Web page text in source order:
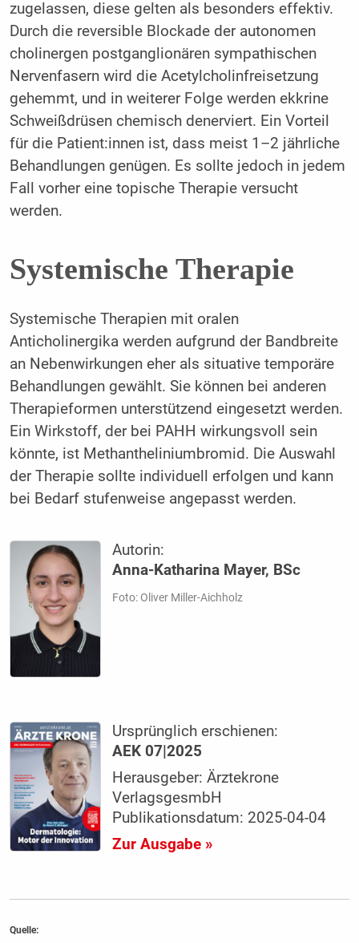
zugelassen, diese gelten als besonders effektiv.
Durch die reversible Blockade der autonomen
cholinergen postganglionären sympathischen
Nervenfasern wird die Acetylcholinfreisetzung
gehemmt, und in weiterer Folge werden ekkrine
Schweißdrüsen chemisch denerviert. Ein Vorteil
für die Patient:innen ist, dass meist 1–2 jährliche
Behandlungen genügen. Es sollte jedoch in jedem
Fall vorher eine topische Therapie versucht
werden.
Systemische Therapie
Systemische Therapien mit oralen
Anticholinergika werden aufgrund der Bandbreite
an Nebenwirkungen eher als situative temporäre
Behandlungen gewählt. Sie können bei anderen
Therapieformen unterstützend eingesetzt werden.
Ein Wirkstoff, der bei PAHH wirkungsvoll sein
könnte, ist Methantheliniumbromid. Die Auswahl
der Therapie sollte individuell erfolgen und kann
bei Bedarf stufenweise angepasst werden.
Autorin:
Anna-Katharina Mayer, BSc
Foto: Oliver Miller-Aichholz
Ursprünglich erschienen:
AEK 07|2025
Herausgeber: Ärztekrone
VerlagsgesmbH
Publikationsdatum: 2025-04-04
Zur Ausgabe »
Quelle: